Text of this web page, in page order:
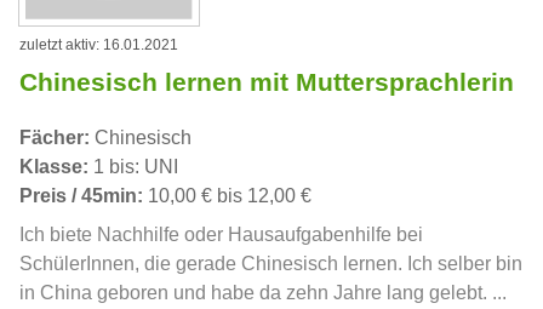
zuletzt aktiv: 16.01.2021
Chinesisch lernen mit Muttersprachlerin
Fächer: Chinesisch
Klasse: 1 bis: UNI
Preis / 45min: 10,00 € bis 12,00 €
Ich biete Nachhilfe oder Hausaufgabenhilfe bei
SchülerInnen, die gerade Chinesisch lernen. Ich selber bin
in China geboren und habe da zehn Jahre lang gelebt. ...